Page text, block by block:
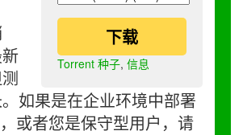
下载
Torrent 种子, 信息
新
如果是在企业环境中部署
或者您是保守型用户，请